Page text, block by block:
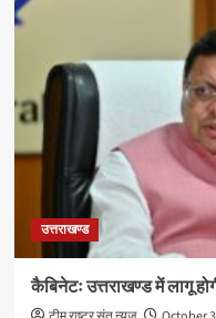
वल्लभ
भाई
के
चित्र
पर
किए
श्रद्धा
सुमन
अर्पित
उत्तराखण्ड
कैबिनेटः उत्तराखण्ड में लागू